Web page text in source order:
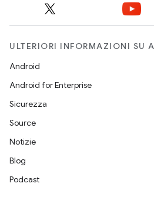
ULTERIORI INFORMAZIONI SU
Android
Android for Enterprise
Sicurezza
Source
Notizie
Blog
Podcast